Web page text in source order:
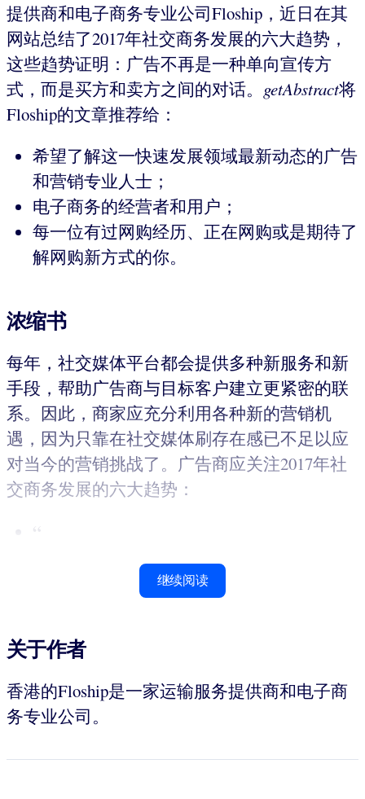
提供商和电子商务专业公司Floship，近日在其
网站总结了2017年社交商务发展的六大趋势，
这些趋势证明：广告不再是一种单向宣传方
式，而是买方和卖方之间的对话。 getAbstract将
Floship的文章推荐给：
希望了解这一快速发展领域最新动态的广告
和营销专业人士；
电子商务的经营者和用户；
每一位有过网购经历、正在网购或是期待了
解网购新方式的你。
浓缩书
每年，社交媒体平台都会提供多种新服务和新
手段，帮助广告商与目标客户建立更紧密的联
系。因此，商家应充分利用各种新的营销机
遇，因为只靠在社交媒体刷存在感已不足以应
对当今的营销挑战了。广告商应关注2017年社
交商务发展的六大趋势：
“
继续阅读
关于作者
香港的Floship是一家运输服务提供商和电子商
务专业公司。